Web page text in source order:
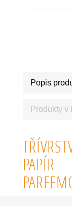
Popis
Produkty v
PAPÍR